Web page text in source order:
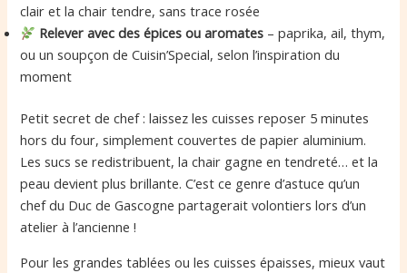
clair et la chair tendre, sans trace rosée
Relever avec des épices ou aromates – paprika, ail, thym,
ou un soupçon de Cuisin’Special, selon l’inspiration du
moment
Petit secret de chef : laissez les cuisses reposer 5 minutes
hors du four, simplement couvertes de papier aluminium.
Les sucs se redistribuent, la chair gagne en tendreté… et la
peau devient plus brillante. C’est ce genre d’astuce qu’un
chef du Duc de Gascogne partagerait volontiers lors d’un
atelier à l’ancienne !
Pour les grandes tablées ou les cuisses épaisses, mieux vaut